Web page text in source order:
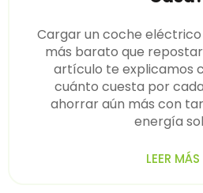
Cargar un coche
más barato que
artículo te explicamos
cuánto cuesta por
ahorrar aún más con
energía
LEER MÁS